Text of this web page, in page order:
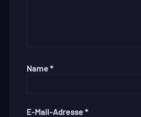
Name *
E-Mail-Adresse *